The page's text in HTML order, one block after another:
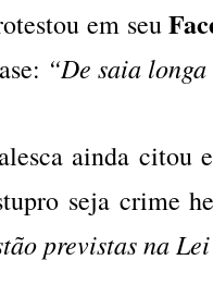
em seu
“De saia
ainda citou
seja crime
previstas na